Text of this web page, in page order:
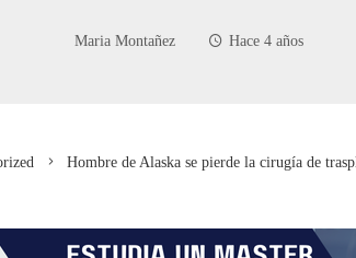
Maria Montañez Hace 4 años
Hombre de Alaska se pierde la cirugía de